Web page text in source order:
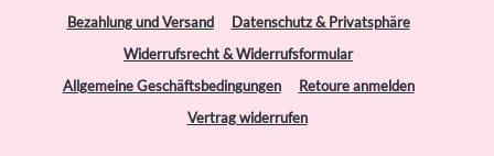
Bezahlung und Versand
Datenschutz & Privatsphäre
Widerrufsrecht & Widerrufsformular
Allgemeine Geschäftsbedingungen
Retoure anmelden
Vertrag widerrufen